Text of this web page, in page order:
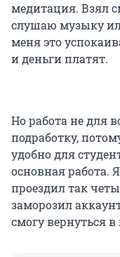
медитация. Взял
слушаю музыку
меня это
и деньги платят.
Но работа не для
подработку,
удобно для
основная работа.
проездил так
заморозил
смогу вернуться